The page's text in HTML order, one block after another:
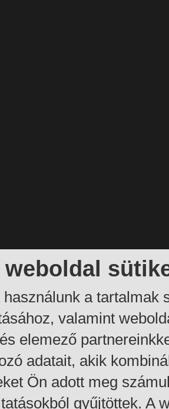
weboldal
használunk a tartalmak
valamint
elemező
adatait, akik
Ön adott meg
gyűjtöttek. A